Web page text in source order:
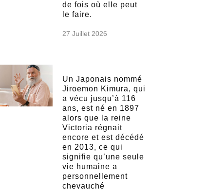
de fois où elle peut
le faire.
27 Juillet 2026
Un Japonais nommé
Jiroemon Kimura, qui
a vécu jusqu’à 116
ans, est né en 1897
alors que la reine
Victoria régnait
encore et est décédé
en 2013, ce qui
signifie qu’une seule
vie humaine a
personnellement
chevauché